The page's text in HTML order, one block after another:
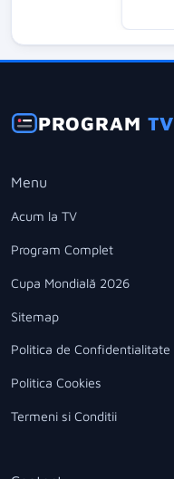
PROGRAMTV
Menu
Acum la TV
Program Complet
Cupa Mondială 2026
Sitemap
Politica de Confidentialitate
Politica Cookies
Termeni si Conditii